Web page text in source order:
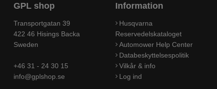
GPL shop
Transportgatan 39
422 46 Hisings Backa
Sweden
+46 31 - 24 30 15
info@gplshop.se
Information
Husqvarna
Reservedelskataloget
Automower Help Center
Databeskyttelsespolitik
Vilkår & info
Log ind